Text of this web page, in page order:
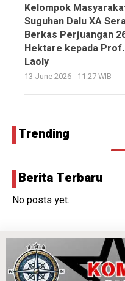
Kelompok
Suguhan Dalu XA
Berkas Perjuangan
Hektare kepada
Laoly
13 June 2026 - 11:27 WIB
Trending
Berita Terbaru
No posts yet.